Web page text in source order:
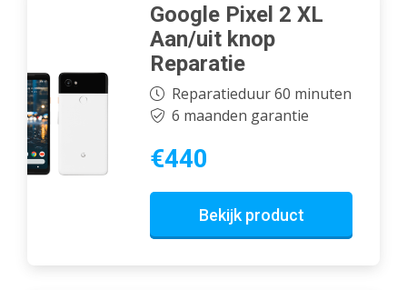
Google Pixel 2 XL
Aan/uit knop
Reparatie
Reparatieduur 60 minuten
6 maanden garantie
€440
Bekijk product